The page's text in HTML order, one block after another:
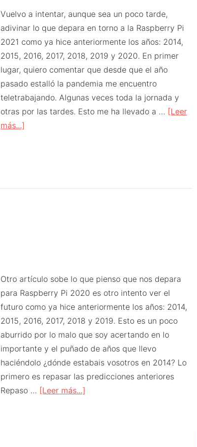
Vuelvo a intentar, aunque sea un poco tarde,
adivinar lo que depara en torno a la Raspberry Pi
2021 como ya hice anteriormente los años: 2014,
2015, 2016, 2017, 2018, 2019 y 2020. En primer
lugar, quiero comentar que desde que el año
pasado estalló la pandemia me encuentro
teletrabajando. Algunas veces toda la jornada y
otras por las tardes. Esto me ha llevado a … [Leer
más...]
Otro artículo sobe lo que pienso que nos depara
para Raspberry Pi 2020 es otro intento ver el
futuro como ya hice anteriormente los años: 2014,
2015, 2016, 2017, 2018 y 2019. Esto es un poco
aburrido por lo malo que soy acertando en lo
importante y el puñado de años que llevo
haciéndolo ¿dónde estabais vosotros en 2014? Lo
primero es repasar las predicciones anteriores
Repaso … [Leer más...]